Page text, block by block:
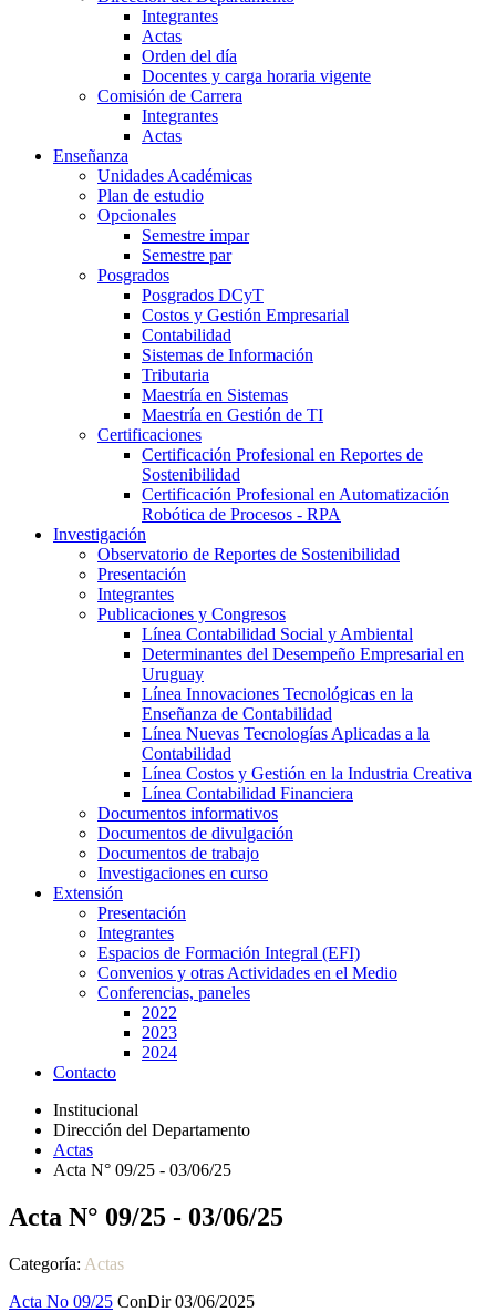
Integrantes
Actas
Orden del día
Docentes y carga horaria vigente
Comisión de Carrera
Integrantes
Actas
Enseñanza
Unidades Académicas
Plan de estudio
Opcionales
Semestre impar
Semestre par
Posgrados
Posgrados DCyT
Costos y Gestión Empresarial
Contabilidad
Sistemas de Información
Tributaria
Maestría en Sistemas
Maestría en Gestión de TI
Certificaciones
Certificación Profesional en Reportes de
Sostenibilidad
Certificación Profesional en Automatización
Robótica de Procesos - RPA
Investigación
Observatorio de Reportes de Sostenibilidad
Presentación
Integrantes
Publicaciones y Congresos
Línea Contabilidad Social y Ambiental
Determinantes del Desempeño Empresarial en
Uruguay
Línea Innovaciones Tecnológicas en la
Enseñanza de Contabilidad
Línea Nuevas Tecnologías Aplicadas a la
Contabilidad
Línea Costos y Gestión en la Industria Creativa
Línea Contabilidad Financiera
Documentos informativos
Documentos de divulgación
Documentos de trabajo
Investigaciones en curso
Extensión
Presentación
Integrantes
Espacios de Formación Integral (EFI)
Convenios y otras Actividades en el Medio
Conferencias, paneles
2022
2023
2024
Contacto
Institucional
Dirección del Departamento
Actas
Acta N° 09/25 - 03/06/25
Acta N° 09/25 - 03/06/25
Categoría: Actas
Acta No 09/25 ConDir 03/06/2025